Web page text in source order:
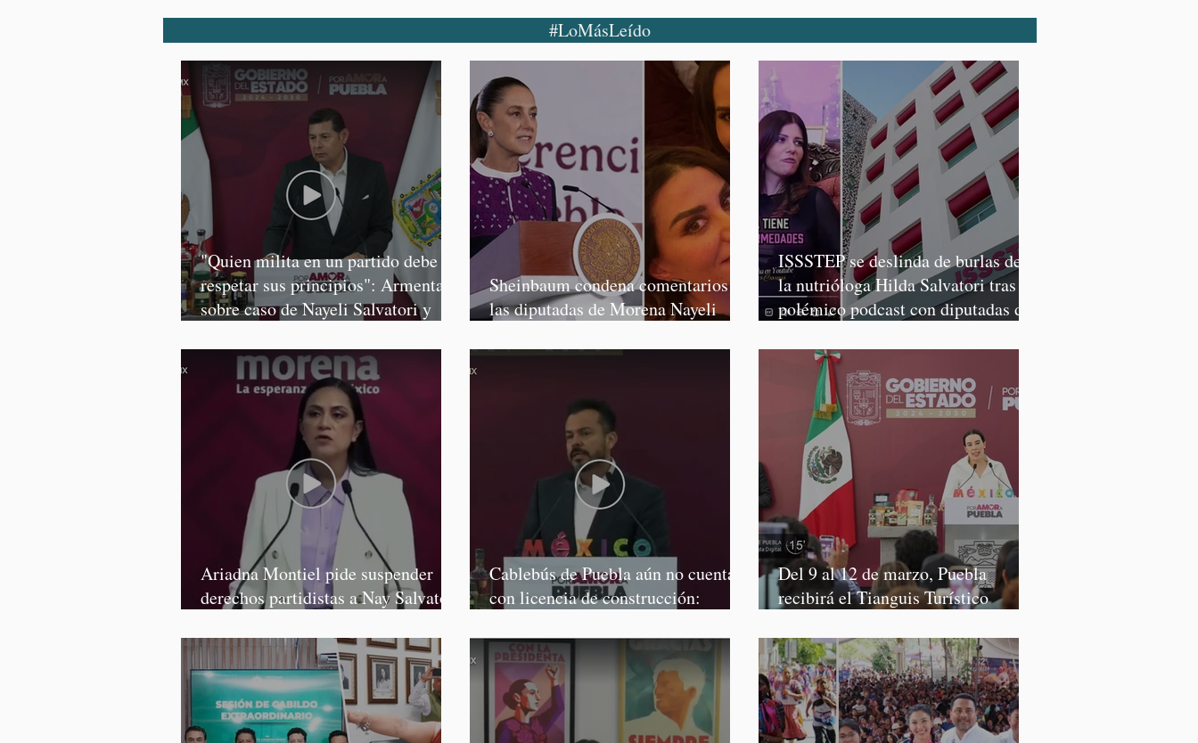
#LoMásLeído
"Quien milita en un partido debe
respetar sus principios": Armenta,
sobre caso de Nayeli Salvatori y
Sheinbaum condena comentarios de
las diputadas de Morena Nayeli
ISSSTEP se deslinda de burlas de
la nutrióloga Hilda Salvatori tras
polémico podcast con diputadas de
Ariadna Montiel pide suspender
derechos partidistas a Nay Salvatori
Cablebús de Puebla aún no cuenta
con licencia de construcción:
Del 9 al 12 de marzo, Puebla
recibirá el Tianguis Turístico